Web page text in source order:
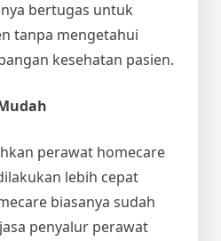
bertugas untuk
tanpa mengetahui
kesehatan pasien.
perawat homecare
lebih cepat
biasanya sudah
penyalur perawat